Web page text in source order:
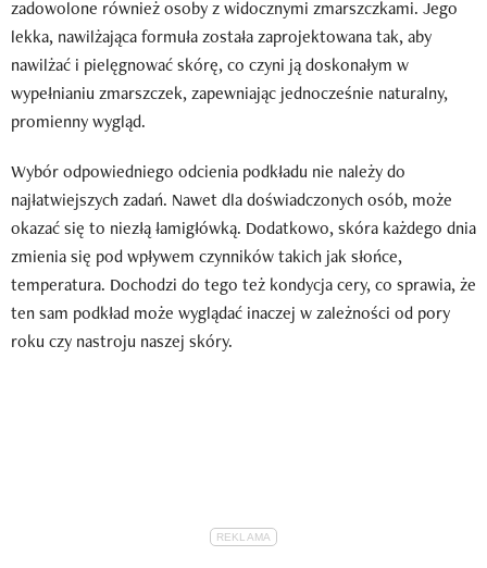
zadowolone również osoby z widocznymi zmarszczkami. Jego
lekka, nawilżająca formuła została zaprojektowana tak, aby
nawilżać i pielęgnować skórę, co czyni ją doskonałym w
wypełnianiu zmarszczek, zapewniając jednocześnie naturalny,
promienny wygląd.
Wybór odpowiedniego odcienia podkładu nie należy do
najłatwiejszych zadań. Nawet dla doświadczonych osób, może
okazać się to niezłą łamigłówką. Dodatkowo, skóra każdego dnia
zmienia się pod wpływem czynników takich jak słońce,
temperatura. Dochodzi do tego też kondycja cery, co sprawia, że
ten sam podkład może wyglądać inaczej w zależności od pory
roku czy nastroju naszej skóry.